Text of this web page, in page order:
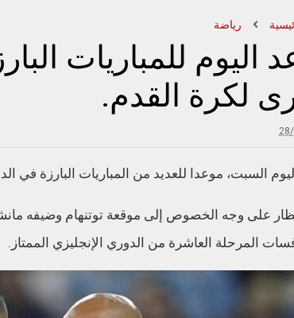
رياضة
اليوم للمباريات
لكرة القدم.
السبت، موعدا للعديد من المباريات البارزة في
على وجه الخصوص إلى موقعة توتنهام وضيفه
المرحلة العاشرة من الدوري الإنجليزي الممتاز.